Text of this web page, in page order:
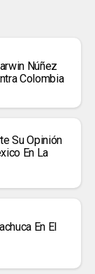
Núñez
Colombia
Su Opinión
En La
En El